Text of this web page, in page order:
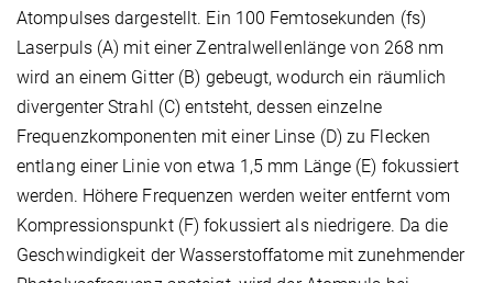
Atompulses dargestellt. Ein 100 Femtosekunden (fs)
Laserpuls (A) mit einer Zentralwellenlänge von 268 nm
wird an einem Gitter (B) gebeugt, wodurch ein räumlich
divergenter Strahl (C) entsteht, dessen einzelne
Frequenzkomponenten mit einer Linse (D) zu Flecken
entlang einer Linie von etwa 1,5 mm Länge (E) fokussiert
werden. Höhere Frequenzen werden weiter entfernt vom
Kompressionspunkt (F) fokussiert als niedrigere. Da die
Geschwindigkeit der Wasserstoffatome mit zunehmender